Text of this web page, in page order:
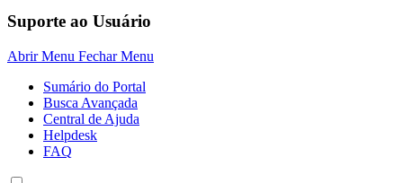
Suporte ao Usuário
Abrir Menu Fechar Menu
Sumário do Portal
Busca Avançada
Central de Ajuda
Helpdesk
FAQ